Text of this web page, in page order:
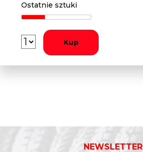
Ostatnie sztuki
Kup
NEWSLETTER